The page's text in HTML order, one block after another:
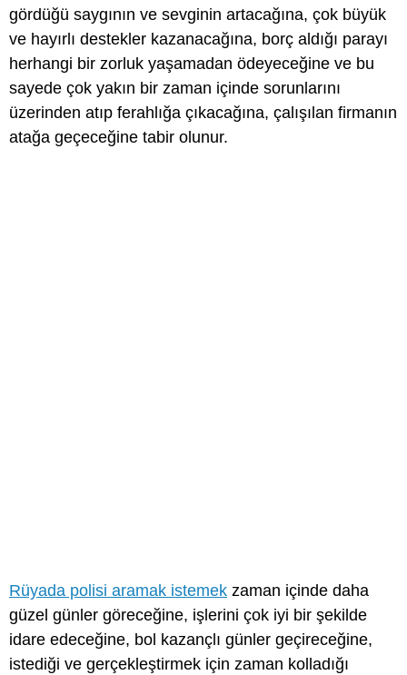
gördüğü saygının ve sevginin artacağına, çok büyük
ve hayırlı destekler kazanacağına, borç aldığı parayı
herhangi bir zorluk yaşamadan ödeyeceğine ve bu
sayede çok yakın bir zaman içinde sorunlarını
üzerinden atıp ferahlığa çıkacağına, çalışılan firmanın
atağa geçeceğine tabir olunur.
Rüyada polisi aramak istemek zaman içinde daha
güzel günler göreceğine, işlerini çok iyi bir şekilde
idare edeceğine, bol kazançlı günler geçireceğine,
istediği ve gerçekleştirmek için zaman kolladığı